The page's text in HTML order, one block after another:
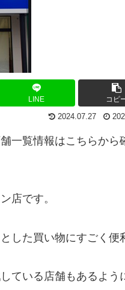
LINE コピ
2024.07.27
一覧情報はこちらから
店です。
した買い物にすごく便
ている店舗もあるよう